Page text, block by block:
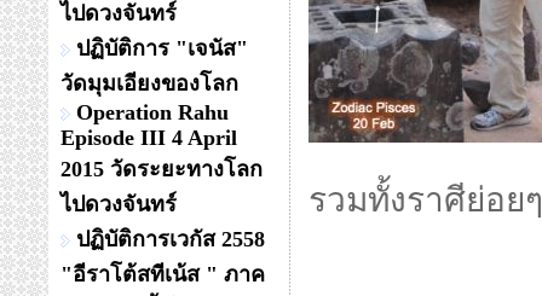
ไปดวงจันทร์
ปฏิบัติการ "เจนัส"
วัดมุมเอียงของโลก
Operation Rahu
Episode III 4 April
2015 วัดระยะทางโลก
ไปดวงจันทร์
ปฏิบัติการเวกัส 2558
"อีราโต้สทีเน้ส " ภาค
รวมทั้งราศีย่อ